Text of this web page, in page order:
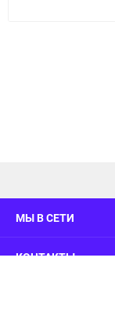
МЫ В СЕТИ
КОНТАКТЫ